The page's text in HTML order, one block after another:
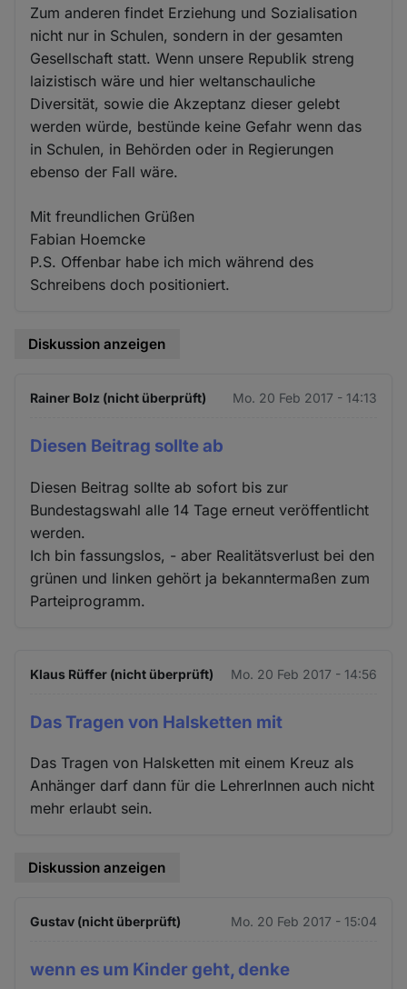
Zum anderen findet Erziehung und Sozialisation
nicht nur in Schulen, sondern in der gesamten
Gesellschaft statt. Wenn unsere Republik streng
laizistisch wäre und hier weltanschauliche
Diversität, sowie die Akzeptanz dieser gelebt
werden würde, bestünde keine Gefahr wenn das
in Schulen, in Behörden oder in Regierungen
ebenso der Fall wäre.
Mit freundlichen Grüßen
Fabian Hoemcke
P.S. Offenbar habe ich mich während des
Schreibens doch positioniert.
Diskussion anzeigen
Rainer Bolz (nicht überprüft) Mo. 20 Feb 2017 - 14:13
Diesen Beitrag sollte ab
Diesen Beitrag sollte ab sofort bis zur
Bundestagswahl alle 14 Tage erneut veröffentlicht
werden.
Ich bin fassungslos, - aber Realitätsverlust bei den
grünen und linken gehört ja bekanntermaßen zum
Parteiprogramm.
Klaus Rüffer (nicht überprüft) Mo. 20 Feb 2017 - 14:56
Das Tragen von Halsketten mit
Das Tragen von Halsketten mit einem Kreuz als
Anhänger darf dann für die LehrerInnen auch nicht
mehr erlaubt sein.
Diskussion anzeigen
Gustav (nicht überprüft) Mo. 20 Feb 2017 - 15:04
wenn es um Kinder geht, denke